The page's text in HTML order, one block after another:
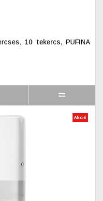
10 tekercs, PUFINA
Akció